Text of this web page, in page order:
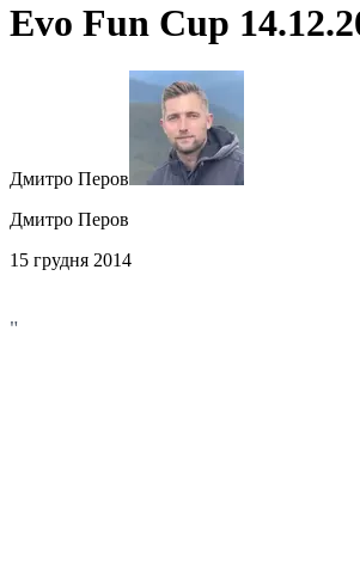
Evo Fun Cup
Дмитро Перов
Дмитро Перов
15 грудня 2014
"